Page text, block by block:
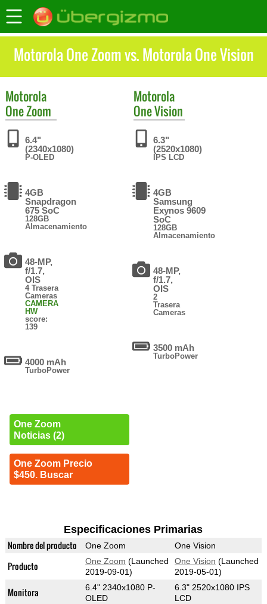
Motorola One Zoom vs. Motorola One Vision
Motorola
One Zoom
6.4"
(2340x1080)
P-OLED
4GB
Snapdragon
675 SoC
128GB
Almacenamiento
48-MP,
f/1.7,
OIS
4 Trasera
Cameras
CAMERA
HW
score:
139
4000 mAh
TurboPower
One Zoom
Noticias (2)
One Zoom Precio
$450. Buscar
Motorola
One Vision
6.3"
(2520x1080)
IPS LCD
4GB
Samsung
Exynos 9609
SoC
128GB
Almacenamiento
48-MP,
f/1.7,
OIS
2
Trasera
Cameras
3500 mAh
TurboPower
Especificaciones Primarias
Nombre del producto One Zoom One Vision
Producto One Zoom (Launched
2019-09-01)
One Vision (Launched
2019-05-01)
Monitora
6.4" 2340x1080 P-
OLED
6.3" 2520x1080 IPS
LCD